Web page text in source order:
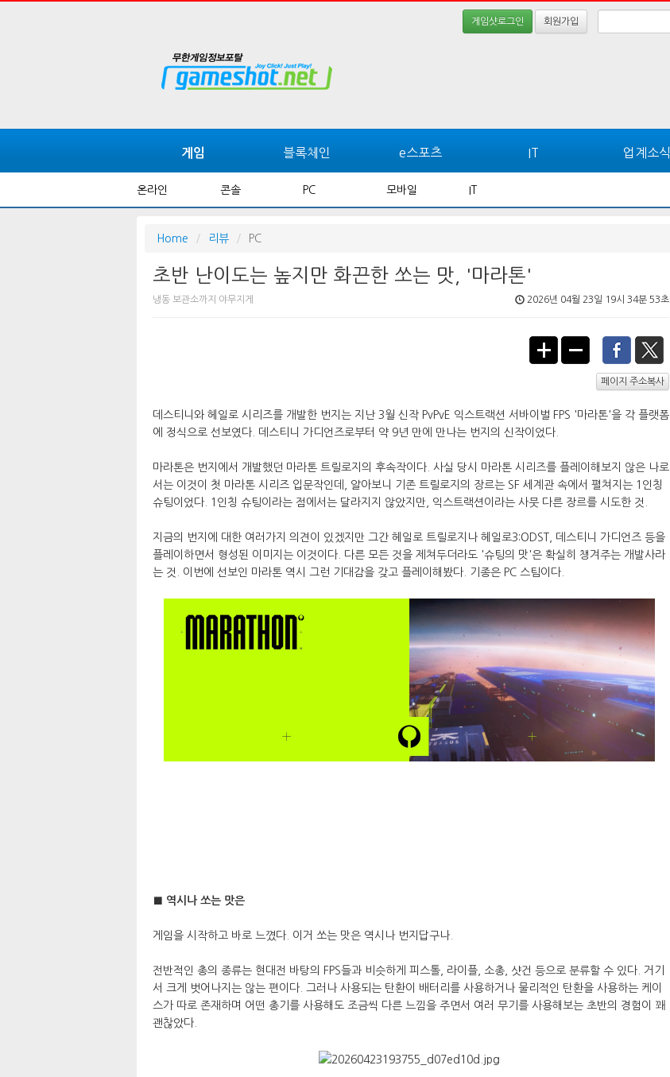
게임샷로그인 회원가입
게임 블록체인 e스포츠 IT 업계소식
온라인 콘솔 PC 모바일 IT
Home 리뷰 PC
초반 난이도는 높지만 화끈한 쏘는 맛, '마라톤'
냉동 보관소까지 야무지게 2026년 04월 23일 19시 34분 53초
페이지 주소복사
데스티니와 헤일로 시리즈를 개발한 번지는 지난 3월 신작 PvPvE 익스트랙션 서바이벌 FPS '마라톤'을 각 플랫폼
에 정식으로 선보였다. 데스티니 가디언즈로부터 약 9년 만에 만나는 번지의 신작이었다.
마라톤은 번지에서 개발했던 마라톤 트릴로지의 후속작이다. 사실 당시 마라톤 시리즈를 플레이해보지 않은 나로
서는 이것이 첫 마라톤 시리즈 입문작인데, 알아보니 기존 트릴로지의 장르는 SF 세계관 속에서 펼쳐지는 1인칭
슈팅이었다. 1인칭 슈팅이라는 점에서는 달라지지 않았지만, 익스트랙션이라는 사뭇 다른 장르를 시도한 것.
지금의 번지에 대한 여러가지 의견이 있겠지만 그간 헤일로 트릴로지나 헤일로3:ODST, 데스티니 가디언즈 등을
플레이하면서 형성된 이미지는 이것이다. 다른 모든 것을 제쳐두더라도 '슈팅의 맛'은 확실히 챙겨주는 개발사라
는 것. 이번에 선보인 마라톤 역시 그런 기대감을 갖고 플레이해봤다. 기종은 PC 스팀이다.
■ 역시나 쏘는 맛은
게임을 시작하고 바로 느꼈다. 이거 쏘는 맛은 역시나 번지답구나.
전반적인 총의 종류는 현대전 바탕의 FPS들과 비슷하게 피스톨, 라이플, 소총, 샷건 등으로 분류할 수 있다. 거기
서 크게 벗어나지는 않는 편이다. 그러나 사용되는 탄환이 배터리를 사용하거나 물리적인 탄환을 사용하는 케이
스가 따로 존재하며 어떤 총기를 사용해도 조금씩 다른 느낌을 주면서 여러 무기를 사용해보는 초반의 경험이 꽤
괜찮았다.